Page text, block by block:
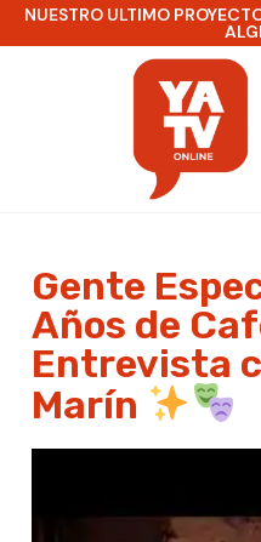
NUESTRO ULTIMO
Gente
Años de
Entrevista
Marín